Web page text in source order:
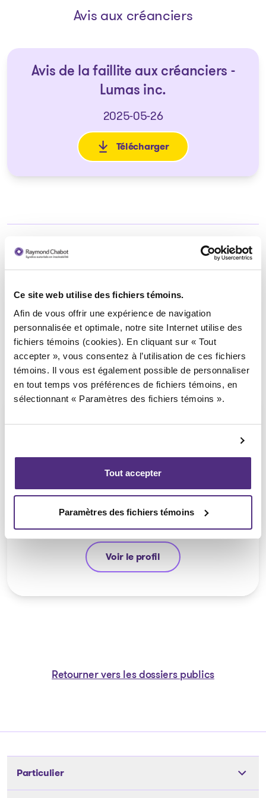
Ce site web utilise des fichiers témoins.
Afin de vous offrir une expérience de navigation
personnalisée et optimale, notre site Internet utilise des
fichiers témoins (cookies). En cliquant sur « Tout
accepter », vous consentez à l’utilisation de ces fichiers
témoins. Il vous est également possible de personnaliser
en tout temps vos préférences de fichiers témoins, en
sélectionnant « Paramètres des fichiers témoins ».
Tout accepter
Paramètres des fichiers témoins
Avis aux créanciers
Avis de la faillite aux créanciers -
Lumas inc.
2025-05-26
Télécharger
: Avis de la faillite aux
LL.B, PAIR, SAI
Voir le profil
Guyllaume Amiot
Retourner vers les dossiers publics
Particulier